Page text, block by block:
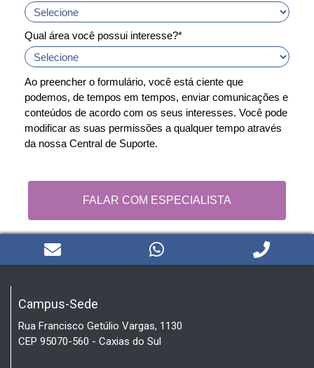
Qual área você possui interesse?*
Ao preencher o formulário, você está ciente que
podemos, de tempos em tempos, enviar comunicações e
conteúdos de acordo com os seus interesses. Você pode
modificar as suas permissões a qualquer tempo através
da nossa Central de Suporte.
FALAR COM ESPECIALISTA
Campus-Sede
Rua Francisco Getúlio Vargas, 1130
CEP 95070-560 - Caxias do Sul